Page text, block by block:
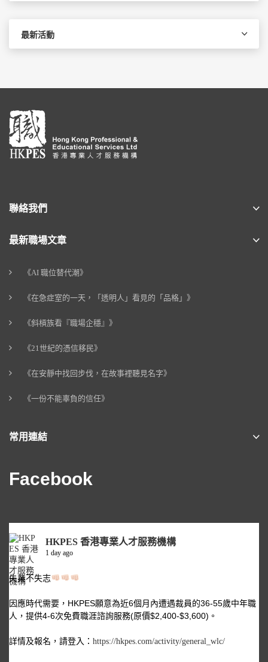
最新活動
聯絡我們
最新職場文章
《AI 職位替代潮》
《在急症室的一天，「透明人」看見的「品格」》
《斜槓族看『職場企穩』》
《21世紀的憑信移民》
《在安靜中找回步伐，在故事裡聽見名字》
《一份不能辜負的信任》
常用連結
Facebook
HKPES 香港專業人才服務機構
1 day ago
失業不失志
因應時代需要，HKPES願意為近6個月內遭遇裁員的36-55歲中年職
人，提供4-6次免費職涯諮詢服務(原價$2,400-$3,600)。
詳情及報名，請登入： https://hkpes.com/activity/general_wlc/